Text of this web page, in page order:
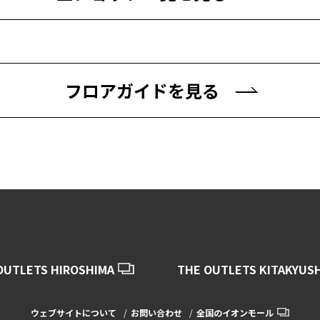
フロアガイドを見る
HIROSHIMA THE OUTLETS
ウェブサイトについて お問い合わせ 全国のイオンモール